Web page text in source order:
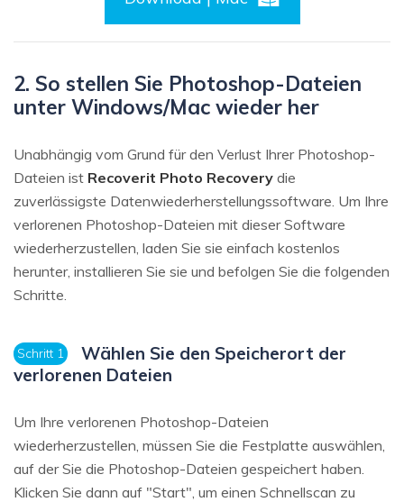
2. So stellen Sie Photoshop-Dateien
unter Windows/Mac wieder her
Unabhängig vom Grund für den Verlust Ihrer Photoshop-
Dateien ist Recoverit Photo Recovery die
zuverlässigste Datenwiederherstellungssoftware. Um Ihre
verlorenen Photoshop-Dateien mit dieser Software
wiederherzustellen, laden Sie sie einfach kostenlos
herunter, installieren Sie sie und befolgen Sie die folgenden
Schritte.
Schritt 1
Wählen Sie den Speicherort der
verlorenen Dateien
Um Ihre verlorenen Photoshop-Dateien
wiederherzustellen, müssen Sie die Festplatte auswählen,
auf der Sie die Photoshop-Dateien gespeichert haben.
Klicken Sie dann auf "Start", um einen Schnellscan zu